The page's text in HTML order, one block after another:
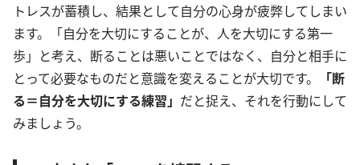
トレスが蓄積し、結果として自分の心身が疲弊してしまい
ます。「自分を大切にすることが、人を大切にする第一
歩」と考え、断ることは悪いことではなく、自分と相手に
とって必要なものだと意識を変えることが大切です。
「断
る＝自分を大切にする練習」 だと捉え、それを行動にして
みましょう。